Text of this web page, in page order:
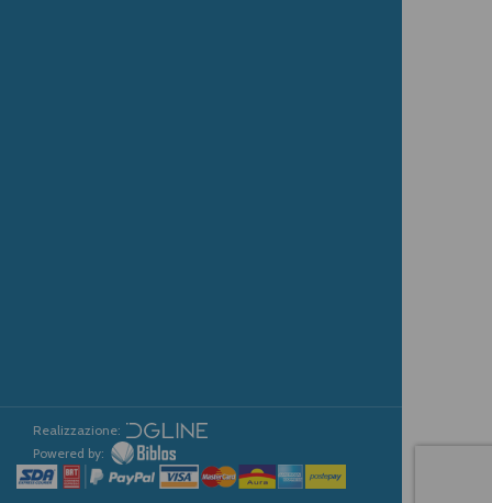
Realizzazione:
Powered by: